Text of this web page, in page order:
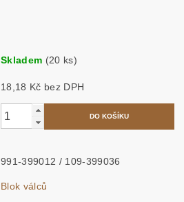
Skladem (20 ks)
18,18 Kč bez DPH
991-399012 / 109-399036
Blok válců